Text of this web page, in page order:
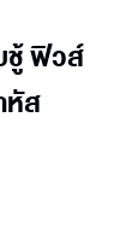
ชู้ ฟิวส์
หัส